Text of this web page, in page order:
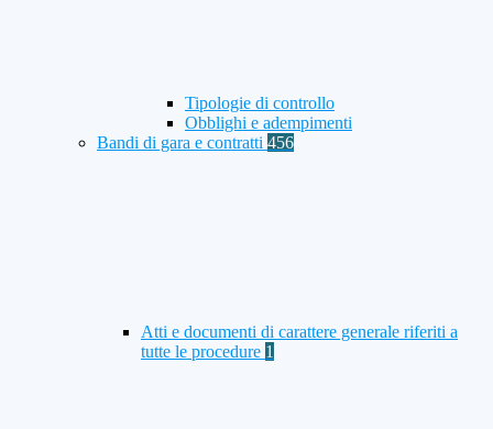
Tipologie di controllo
Obblighi e adempimenti
Bandi di gara e contratti 456
Atti e documenti di carattere generale riferiti a
tutte le procedure 1